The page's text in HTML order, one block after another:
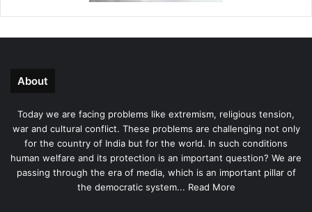
About
Today we are facing problems like extremism, religious tension,
war and cultural conflict. These problems are challenging not only
for the country of India but for the world. In such conditions
human welfare and its protection is an important question? We are
passing through the era of media, which is an important pillar of
the democratic system... Read More